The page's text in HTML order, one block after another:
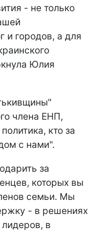
- не только
и городов, а для
Юлия
члена ЕНП,
кто за
с нами".
за
которых вы
семьи. Мы
- в решениях
в